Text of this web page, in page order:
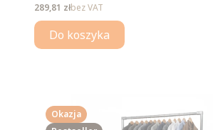
Cena
289,81 złbez VAT
Do koszyka
Okazja